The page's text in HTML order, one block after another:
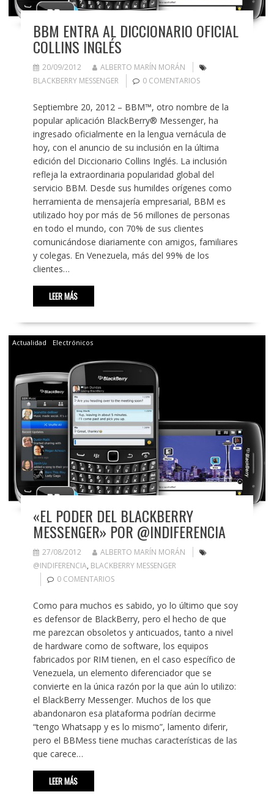
BBM ENTRA AL DICCIONARIO OFICIAL
COLLINS INGLÉS
20/09/2012
ALBERTO MARÍN MORÁN
BLACKBERRY MESSENGER
0 COMENTARIOS
Septiembre 20, 2012 – BBM™, otro nombre de la
popular aplicación BlackBerry® Messenger, ha
ingresado oficialmente en la lengua vernácula de
hoy, con el anuncio de su inclusión en la última
edición del Diccionario Collins Inglés. La inclusión
refleja la extraordinaria popularidad global del
servicio BBM. Desde sus humildes orígenes como
herramienta de mensajería empresarial, BBM es
utilizado hoy por más de 56 millones de personas
en todo el mundo, con 70% de sus clientes
comunicándose diariamente con amigos, familiares
y colegas. En Venezuela, más del 99% de los
clientes…
LEER MÁS
Actualidad Electrónicos
«EL PODER DEL BLACKBERRY
MESSENGER» POR @INDIFERENCIA
27/08/2012
ALBERTO MARÍN MORÁN
@INDIFERENCIA, BLACKBERRY MESSENGER
0 COMENTARIOS
Como para muchos es sabido, yo lo último que soy
es defensor de BlackBerry, pero el hecho de que
me parezcan obsoletos y anticuados, tanto a nivel
de hardware como de software, los equipos
fabricados por RIM tienen, en el caso específico de
Venezuela, un elemento diferenciador que se
convierte en la única razón por la que aún lo utilizo:
el BlackBerry Messenger. Muchos de los que
abandonaron esa plataforma podrían decirme
“tengo Whatsapp y es lo mismo”, lamento diferir,
pero el BBMess tiene muchas características de las
que carece…
LEER MÁS